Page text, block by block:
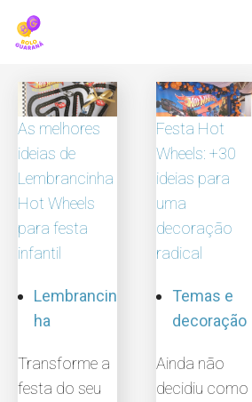
content
As melhores
ideias de
Lembrancinha
Hot Wheels
para festa
infantil
Lembrancin
ha
Transforme a
festa do seu
Festa Hot
Wheels: +30
ideias para
uma
decoração
radical
Temas e
decoração
Ainda não
decidiu como